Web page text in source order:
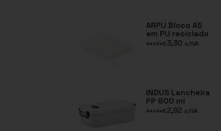
ARPU Bloco A5
em PU reciclado
desde€3,30 s/IVA
INDUS Lancheira
PP 800 ml
desde€2,92 s/IVA